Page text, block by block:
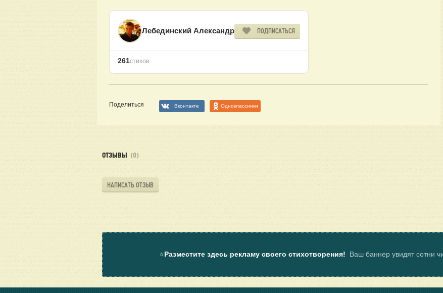
Лебединский Александр ПОДПИСАТЬСЯ
261стихов
Поделиться Вконтакте Одноклассники
ОТЗЫВЫ (0)
НАПИСАТЬ ОТЗЫВ
⭐Разместите здесь рекламу своего стихотворения! Ваш баннер увидят сотни